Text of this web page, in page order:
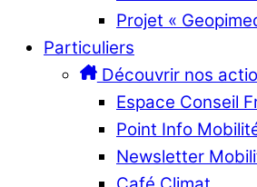
Projet «
Particuliers
Découvrir nos
Espace Conseil
Point Info
Newsletter